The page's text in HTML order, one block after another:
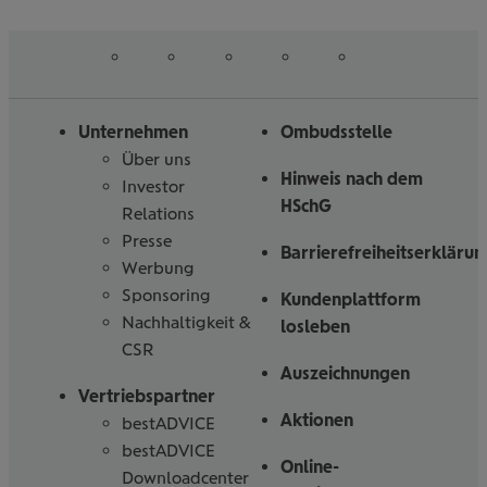
Unternehmen
Über uns
Investor
Relations
Presse
Werbung
Sponsoring
Nachhaltigkeit &
CSR
Vertriebspartner
bestADVICE
bestADVICE
Downloadcenter
Ombudsstelle
Hinweis nach dem
HSchG
Kundenplattform
losleben
Auszeichnungen
Aktionen
Online-
uns